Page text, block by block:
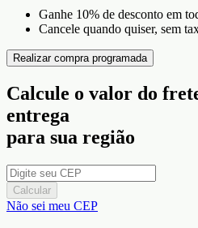
Ganhe 10% de desconto em
Cancele quando quiser, sem
Realizar compra programada
Calcule o valor do
entrega
para sua região
Calcular
Não sei meu CEP